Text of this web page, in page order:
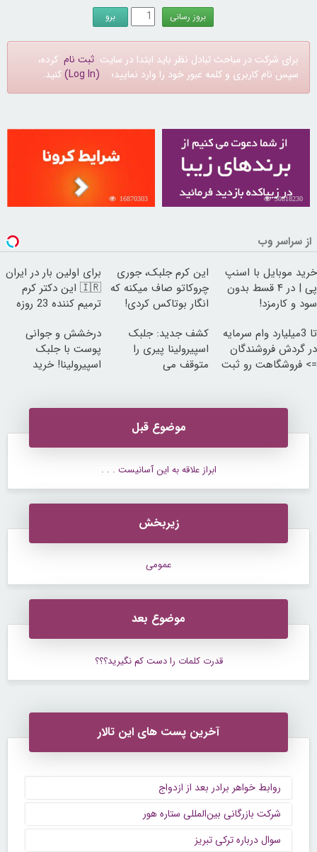
برای شرکت در مباحث تبادل نظر باید ابتدا در سایت ثبت نام کرده،
سپس نام کاربری و کلمه عبور خود را وارد نمایید؛ (Log In) کنید.
30818230
16870303
از سراسر وب
خرید موبایل با اسنپ
پی | در ۴ قسط بدون
سود و کارمزد!
این کرم جلبک، جوری
چروکاتو صاف میکنه که
انگار بوتاکس کردی!
برای اولین بار در ایران
🇮🇷 این دکتر کرم
ترمیم کننده 23 روزه
تا 3میلیارد وام سرمایه
در گردش فروشندگان
=> فروشگاهت رو ثبت
کشف جدید: جلبک
اسپیرولینا پیری را
متوقف می
درخشش و جوانی
پوست با جلبک
اسپیرولینا! خرید
موضوع قبل
ابراز علاقه به این آسانیست . . .
زیربخش
عمومی
موضوع بعد
قدرت کلمات را دست کم نگیرید؟؟؟
آخرین پست های این تالار
روابط خواهر برادر بعد از ازدواج
شرکت بازرگانی بین‌المللی ستاره هور
سوال درباره ترکی تبریز